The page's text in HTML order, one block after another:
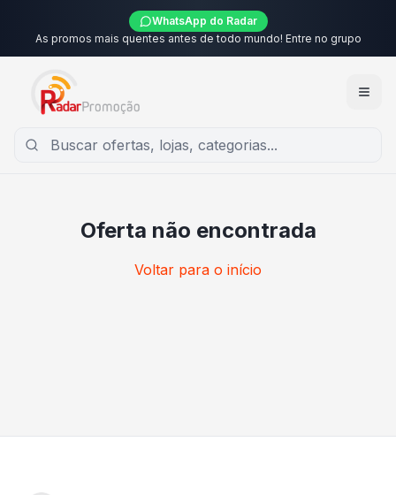
WhatsApp do Radar
As promos mais quentes antes de todo mundo! Entre no grupo
Oferta não encontrada
Voltar para o início